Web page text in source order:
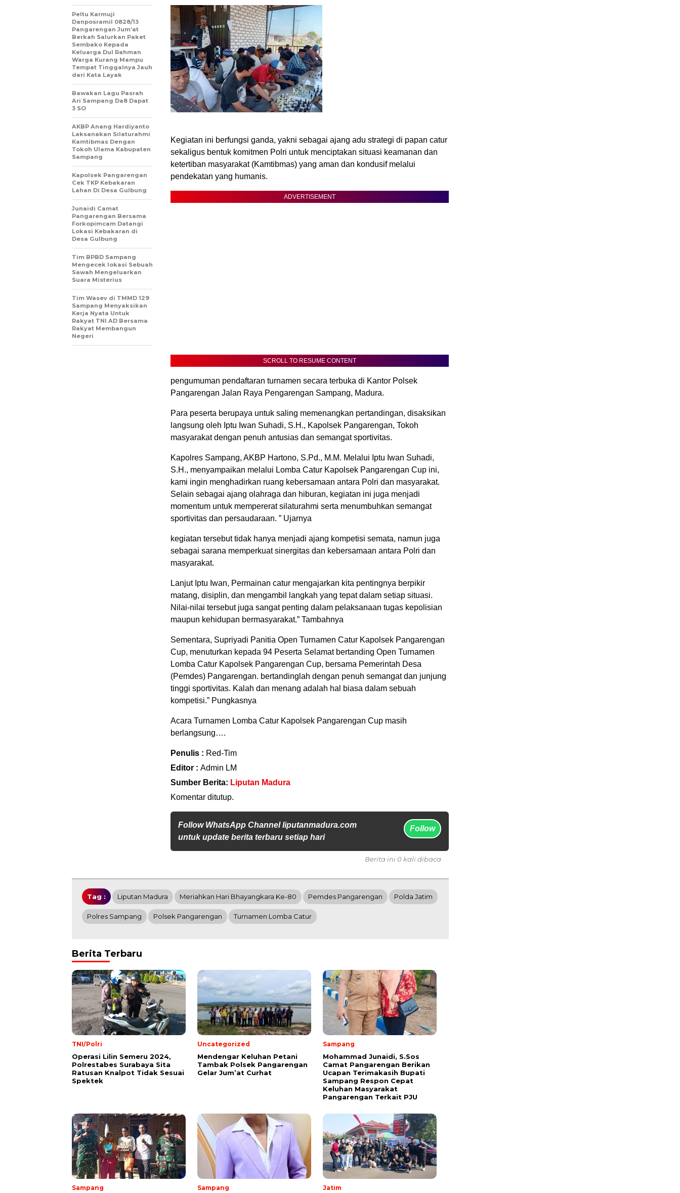
Kegiatan ini berfungsi ganda, yakni sebagai ajang adu strategi di papan catur
sekaligus bentuk komitmen Polri untuk menciptakan situasi keamanan dan
ketertiban masyarakat (Kamtibmas) yang aman dan kondusif melalui
pendekatan yang humanis.
ADVERTISEMENT
SCROLL TO RESUME CONTENT
pengumuman pendaftaran turnamen secara terbuka di Kantor Polsek
Pangarengan Jalan Raya Pengarengan Sampang, Madura.
Para peserta berupaya untuk saling memenangkan pertandingan, disaksikan
langsung oleh Iptu Iwan Suhadi, S.H., Kapolsek Pangarengan, Tokoh
masyarakat dengan penuh antusias dan semangat sportivitas.
Kapolres Sampang, AKBP Hartono, S.Pd., M.M. Melalui Iptu Iwan Suhadi,
S.H., menyampaikan melalui Lomba Catur Kapolsek Pangarengan Cup ini,
kami ingin menghadirkan ruang kebersamaan antara Polri dan masyarakat.
Selain sebagai ajang olahraga dan hiburan, kegiatan ini juga menjadi
momentum untuk mempererat silaturahmi serta menumbuhkan semangat
sportivitas dan persaudaraan. ” Ujarnya
kegiatan tersebut tidak hanya menjadi ajang kompetisi semata, namun juga
sebagai sarana memperkuat sinergitas dan kebersamaan antara Polri dan
masyarakat.
Lanjut Iptu Iwan, Permainan catur mengajarkan kita pentingnya berpikir
matang, disiplin, dan mengambil langkah yang tepat dalam setiap situasi.
Nilai-nilai tersebut juga sangat penting dalam pelaksanaan tugas kepolisian
maupun kehidupan bermasyarakat.” Tambahnya
Sementara, Supriyadi Panitia Open Turnamen Catur Kapolsek Pangarengan
Cup, menuturkan kepada 94 Peserta Selamat bertanding Open Turnamen
Lomba Catur Kapolsek Pangarengan Cup, bersama Pemerintah Desa
(Pemdes) Pangarengan. bertandinglah dengan penuh semangat dan junjung
tinggi sportivitas. Kalah dan menang adalah hal biasa dalam sebuah
kompetisi.” Pungkasnya
Acara Turnamen Lomba Catur Kapolsek Pangarengan Cup masih
berlangsung….
Penulis : Red-Tim
Editor : Admin LM
Sumber Berita: Liputan Madura
Komentar ditutup.
Follow WhatsApp Channel liputanmadura.com
untuk update berita terbaru setiap hari
Follow
Peltu Karmuji
Danposramil 0828/13
Pangarengan Jum’at
Berkah Salurkan Paket
Sembako Kepada
Keluarga Dul Rahman
Warga Kurang Mampu
Tempat Tinggalnya Jauh
dari Kata Layak
Bawakan Lagu Pasrah
Ari Sampang Da8 Dapat
3 SO
AKBP Anang Hardiyanto
Laksanakan Silaturahmi
Kamtibmas Dengan
Tokoh Ulama Kabupaten
Sampang
Kapolsek Pangarengan
Cek TKP Kebakaran
Lahan Di Desa Gulbung
Junaidi Camat
Pangarengan Bersama
Forkopimcam Datangi
Lokasi Kebakaran di
Desa Gulbung
Tim BPBD Sampang
Mengecek lokasi Sebuah
Sawah Mengeluarkan
Suara Misterius
Tim Wasev di TMMD 129
Sampang Menyaksikan
Kerja Nyata Untuk
Rakyat TNI AD Bersama
Rakyat Membangun
Negeri
Berita ini 0 kali dibaca
Tag : Liputan Madura Meriahkan Hari Bhayangkara Ke-80 Pemdes Pangarengan Polda Jatim
Polres Sampang Polsek Pangarengan Turnamen Lomba Catur
Berita Terbaru
TNI/Polri
Operasi Lilin Semeru 2024,
Polrestabes Surabaya Sita
Ratusan Knalpot Tidak Sesuai
Spektek
Uncategorized
Mendengar Keluhan Petani
Tambak Polsek Pangarengan
Gelar Jum’at Curhat
Sampang
Mohammad Junaidi, S.Sos
Camat Pangarengan Berikan
Ucapan Terimakasih Bupati
Sampang Respon Cepat
Keluhan Masyarakat
Pangarengan Terkait PJU
Sampang Sampang Jatim